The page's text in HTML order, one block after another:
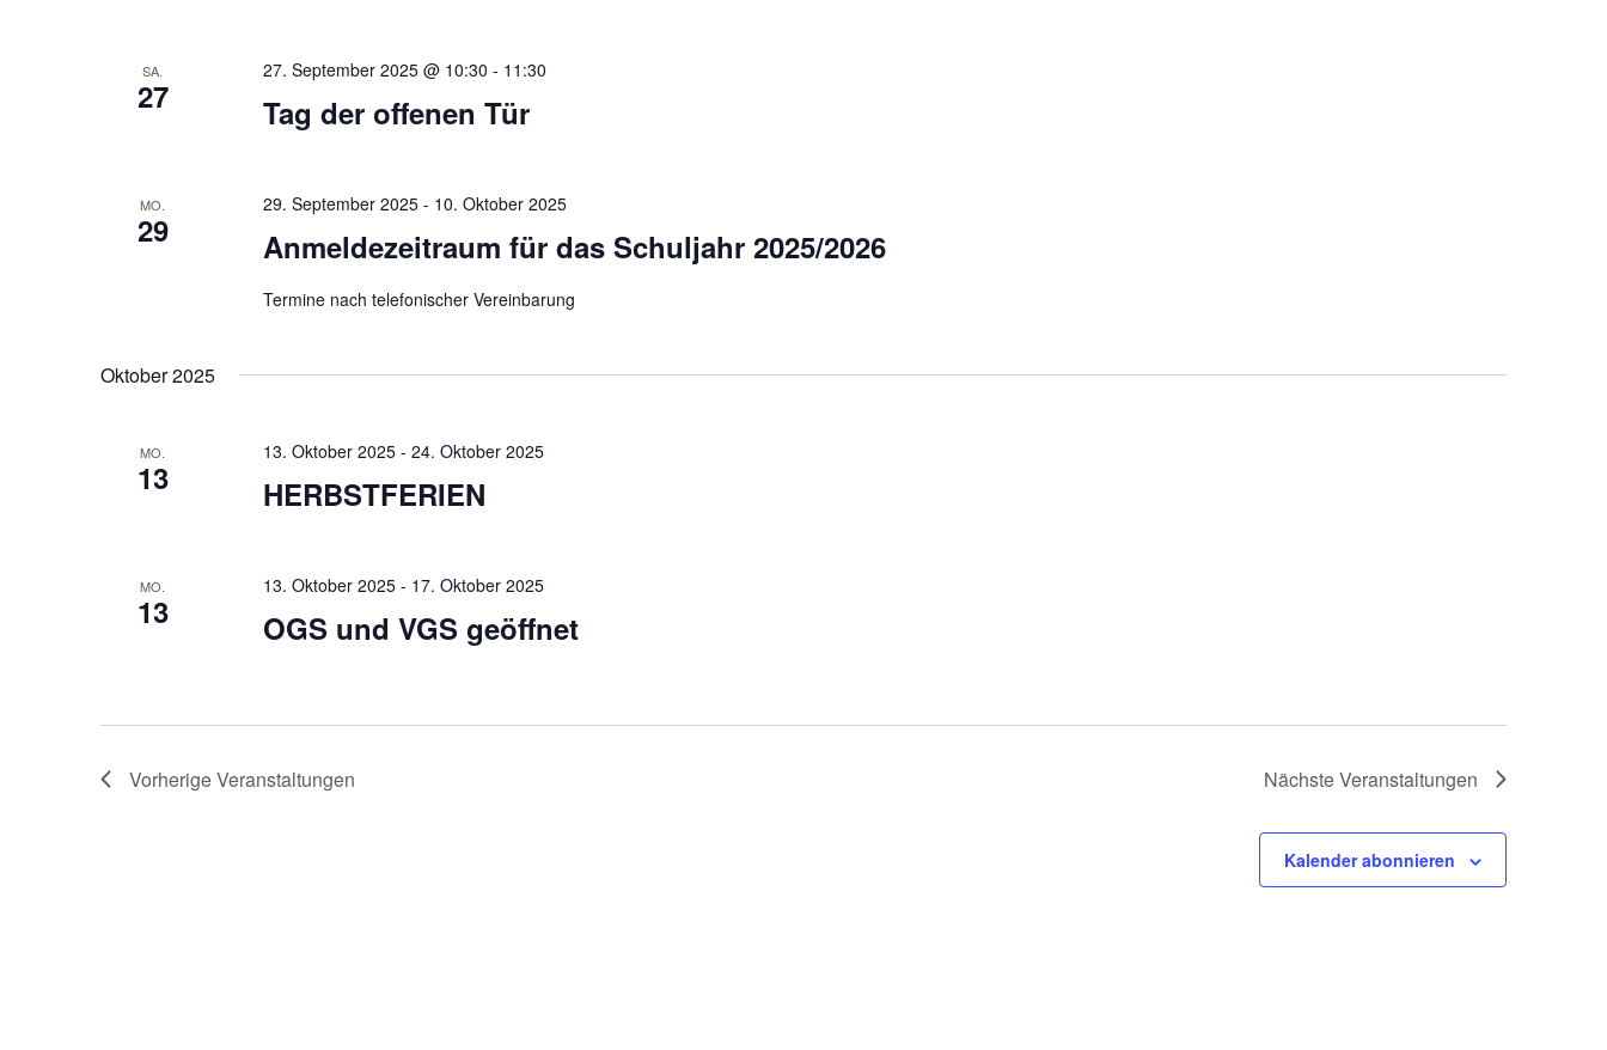
SA.
27 Tag der offenen Tür
27. September 2025 @ 10:30 - 11:30
MO.
29 Anmeldezeitraum für das Schuljahr 2025/2026
29. September 2025- 10. Oktober 2025
Termine nach telefonischer Vereinbarung
Oktober 2025
MO.
13 HERBSTFERIEN
13. Oktober 2025- 24. Oktober 2025
MO.
13 OGS und VGS geöffnet
13. Oktober 2025- 17. Oktober 2025
VorherigeVeranstaltungen NächsteVeranstaltungen
Kalender abonnieren